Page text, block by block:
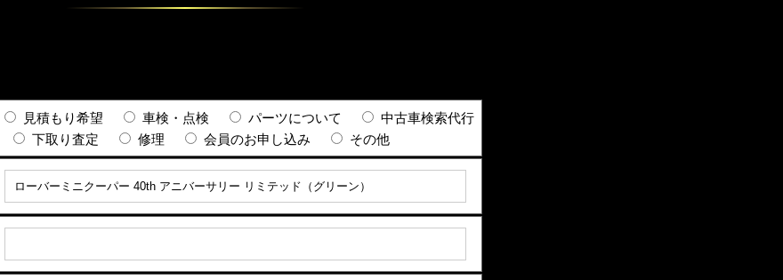
見積もり希望 車検・点検 パーツについて
中古車検索代行
下取り査定
修理 会員のお申し込み その他